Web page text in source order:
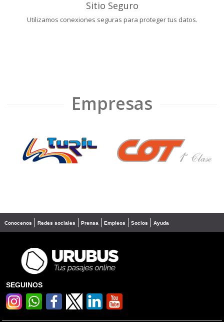
Sitio Seguro
Utilizamos conexiones seguras para proteger tus datos.
Empresas
❮ ❯
Conocenos Redes sociales Prensa Empleos Socios Ayuda
SEGUINOS